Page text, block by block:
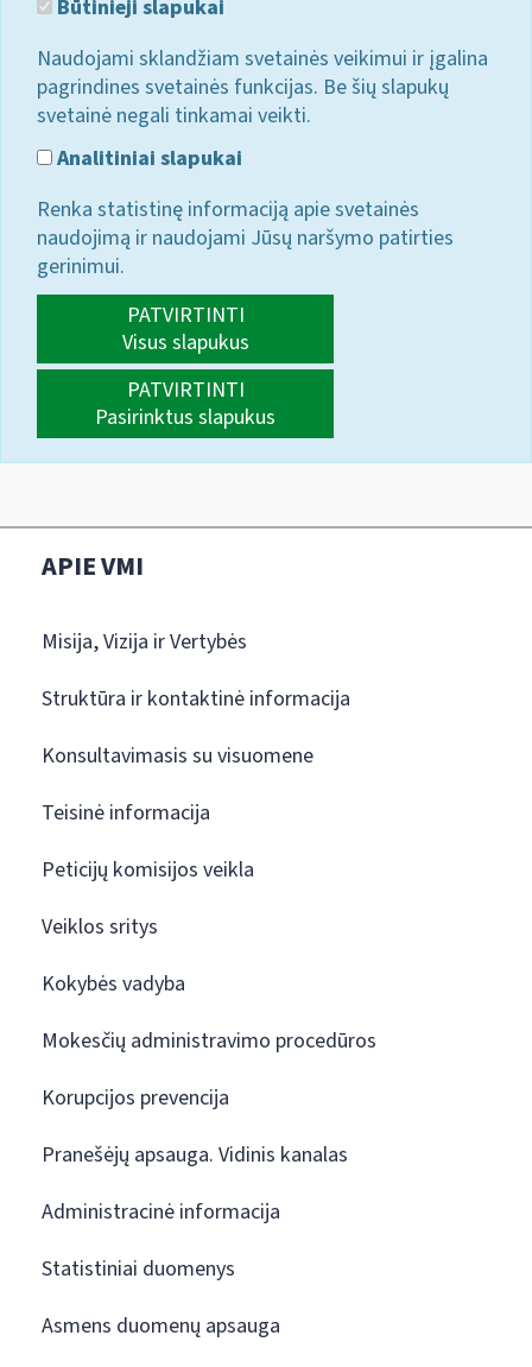
Būtinieji slapukai
Naudojami sklandžiam svetainės veikimui ir įgalina
pagrindines svetainės funkcijas. Be šių slapukų
svetainė negali tinkamai veikti.
Analitiniai slapukai
Renka statistinę informaciją apie svetainės
naudojimą ir naudojami Jūsų naršymo patirties
gerinimui.
PATVIRTINTI
Visus slapukus
PATVIRTINTI
Pasirinktus slapukus
APIE VMI
Misija, Vizija ir Vertybės
Struktūra ir kontaktinė informacija
Konsultavimasis su visuomene
Teisinė informacija
Peticijų komisijos veikla
Veiklos sritys
Kokybės vadyba
Mokesčių administravimo procedūros
Korupcijos prevencija
Pranešėjų apsauga. Vidinis kanalas
Administracinė informacija
Statistiniai duomenys
Asmens duomenų apsauga